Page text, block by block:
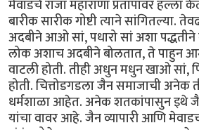
मेवाडचे राजा महाराणा प्रतापांवर
बारीक सारीक गोष्टी त्याने सांगितल्या.
अदबीने आओ सां, पधारो सां अशा
लोक अशाच अदबीने बोलतात, ते पाहुन
वाटली होती. तीही अधुन मधुन खाओ सां,
होती. चित्तोडगडला जैन समाजाची
धर्मशाळा आहेत. अनेक शतकांपासुन इथे
यांचा वावर आहे. जैन व्यापारी आणि